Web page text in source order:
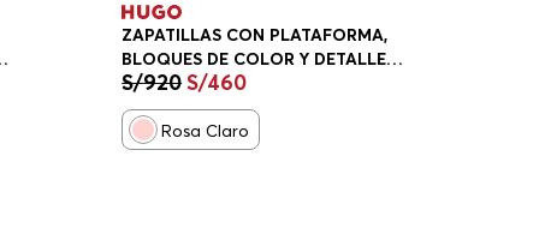
ZAPATILLAS CON PLATAFORMA,
BLOQUES DE COLOR Y DETALLE
DE LA MARCA TENIS MUJER
S/920S/460
Rosa Claro